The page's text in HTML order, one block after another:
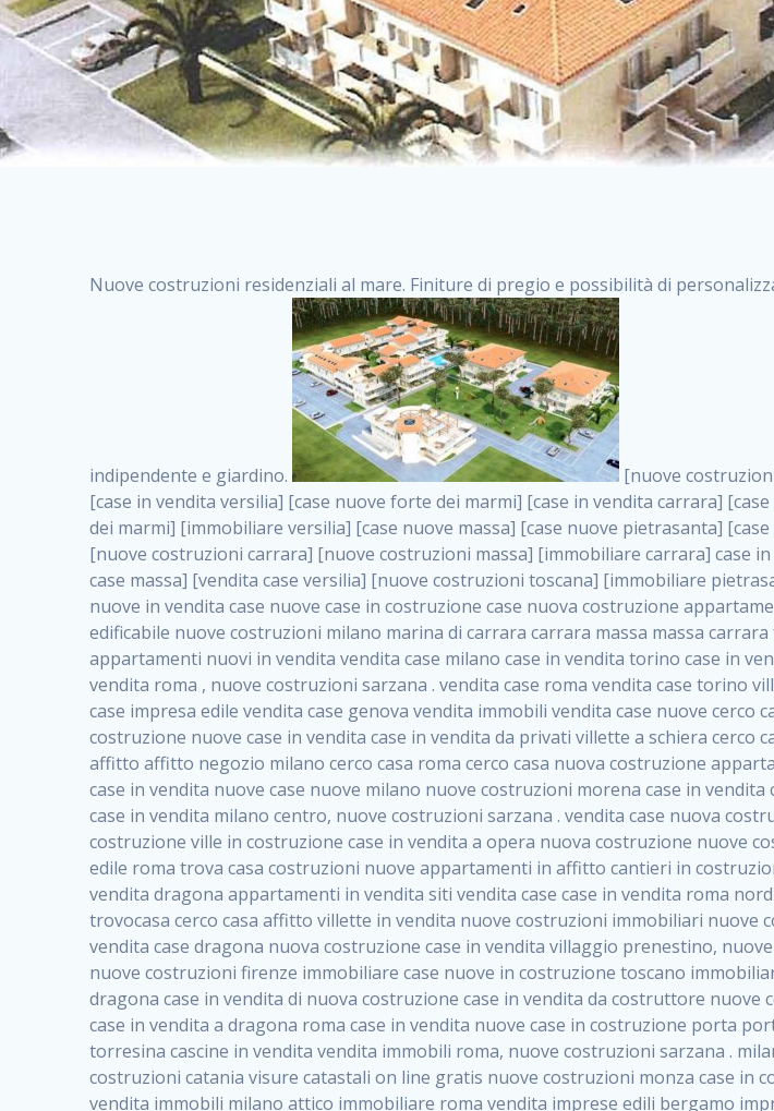
Nuove costruzioni residenziali al mare. Finiture di pregio e possibilità di
indipendente e giardino. [nuove costruzioni versilia] [vendita case carrara] [immobiliare massa] [case nuove toscana] [case in vendita versilia] [case nuove forte dei marmi] [case in vendita carrara] [case nuove carrara] [nuove costruzioni pietrasanta] [nuove costruzioni forte dei marmi] [immobiliare versilia] [case nuove massa] [case nuove pietrasanta] [case nuove liguria] [immobiliare forte dei marmi] [nuove costruzioni liguria] [nuove costruzioni carrara] [nuove costruzioni massa] [immobiliare carrara] case in vendita toscana [immobiliare liguria] [case in vendita massa] [vendita case massa] [vendita case versilia] [nuove costruzioni toscana] [immobiliare pietrasanta] [immobiliare toscana] [case nuove versilia] nuove costruzioni case nuove in vendita case nuove case in costruzione case nuova costruzione appartamenti nuova costruzione case in vendita nuove costruzioni terreno edificabile nuove costruzioni milano marina di carrara carrara massa massa carrara toscana versilia case in vendita a milano case in vendita a roma appartamenti nuovi in vendita vendita case milano case in vendita torino case in vendita milano case di nuova costruzione nuove costruzioni roma case in vendita roma , nuove costruzioni sarzana . vendita case roma vendita case torino villette nuova costruzione vendita case privati cerco casa milano vendita case impresa edile vendita case genova vendita immobili vendita case nuove cerco casa ville nuova costruzione annunci case in vendita case in vendita nuova costruzione nuove case in vendita case in vendita da privati villette a schiera cerco casa in vendita case in affitto vendita nuove costruzioni costruire case affitto affitto negozio milano cerco casa roma cerco casa nuova costruzione appartamenti in costruzione, nuove costruzioni sarzana . case nuove vendita case in vendita nuove case nuove milano nuove